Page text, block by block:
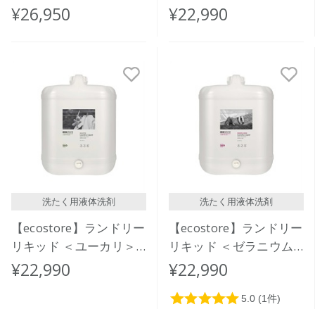
＞バルク 20L
¥26,950
おしゃれ着用＞ バルク
¥22,990
洗たく用液体洗剤
【ecostore】ランドリー
リキッド ＜ユーカリ＞
バルク 20L
¥22,990
洗たく用液体洗剤
【ecostore】ランドリー
リキッド ＜ゼラニウム
＆オレンジ＞バルク 20L
¥22,990